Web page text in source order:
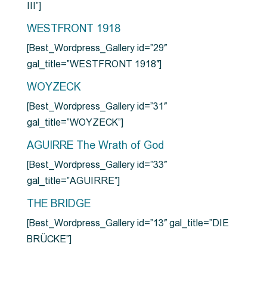
III”]
WESTFRONT 1918
[Best_Wordpress_Gallery id=”29″
gal_title=”WESTFRONT 1918″]
WOYZECK
[Best_Wordpress_Gallery id=”31″
gal_title=”WOYZECK”]
AGUIRRE The Wrath of God
[Best_Wordpress_Gallery id=”33″
gal_title=”AGUIRRE”]
THE BRIDGE
[Best_Wordpress_Gallery id=”13″ gal_title=”DIE
BRÜCKE”]